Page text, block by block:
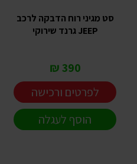
סט מגיני רוח הדבקה לרכב
JEEP גרנד שירוקי
390 ₪
לפרטים ורכישה
הוסף לעגלה